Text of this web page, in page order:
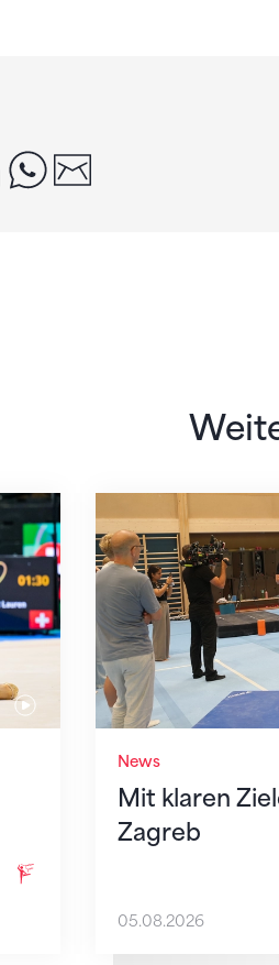
linkedinwhatsapp
News
Mit klaren
Zagreb
Mit klaren Zielen
05.08.2026